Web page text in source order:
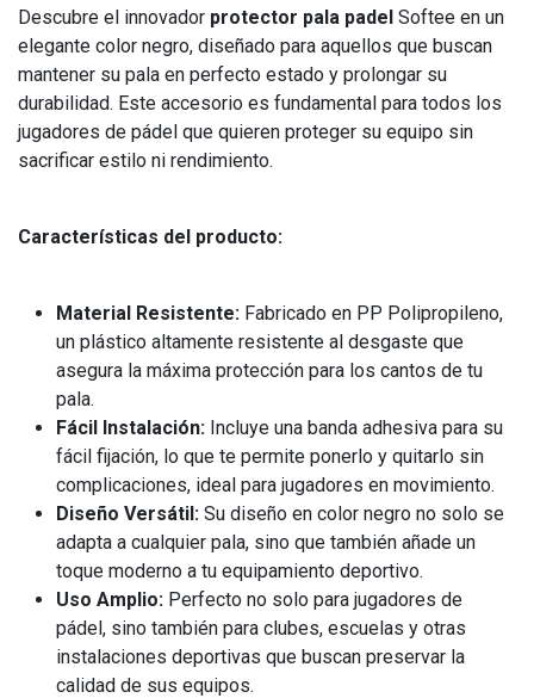
Descubre el innovador protector pala padel Softee en un
elegante color negro, diseñado para aquellos que buscan
mantener su pala en perfecto estado y prolongar su
durabilidad. Este accesorio es fundamental para todos los
jugadores de pádel que quieren proteger su equipo sin
sacrificar estilo ni rendimiento.
Características del producto:
Material Resistente: Fabricado en PP Polipropileno,
un plástico altamente resistente al desgaste que
asegura la máxima protección para los cantos de tu
pala.
Fácil Instalación: Incluye una banda adhesiva para su
fácil fijación, lo que te permite ponerlo y quitarlo sin
complicaciones, ideal para jugadores en movimiento.
Diseño Versátil: Su diseño en color negro no solo se
adapta a cualquier pala, sino que también añade un
toque moderno a tu equipamiento deportivo.
Uso Amplio: Perfecto no solo para jugadores de
pádel, sino también para clubes, escuelas y otras
instalaciones deportivas que buscan preservar la
calidad de sus equipos.